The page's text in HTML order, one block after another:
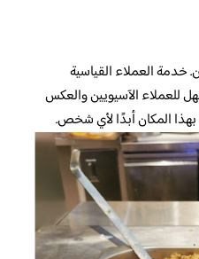
العملاء القياسية
للعملاء الآسيويين والعكس
بهذا المكان أبدًا لأي شخص.